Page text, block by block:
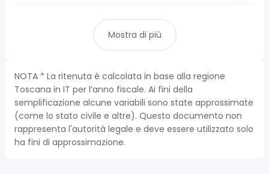
Mostra di più
NOTA * La ritenuta è calcolata in base alla regione
Toscana in IT per l’anno fiscale. Ai fini della
semplificazione alcune variabili sono state approssimate
(come lo stato civile e altre). Questo documento non
rappresenta l'autorità legale e deve essere utilizzato solo
ha fini di approssimazione.